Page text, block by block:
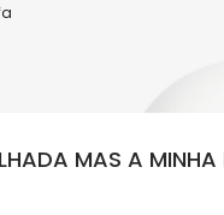
MAS A MINHA